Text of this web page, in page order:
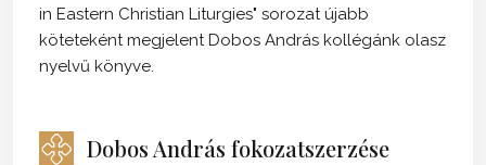
in Eastern Christian Liturgies" sorozat újabb
köteteként megjelent Dobos András kollégánk olasz
nyelvű könyve.
Dobos András fokozatszerzése